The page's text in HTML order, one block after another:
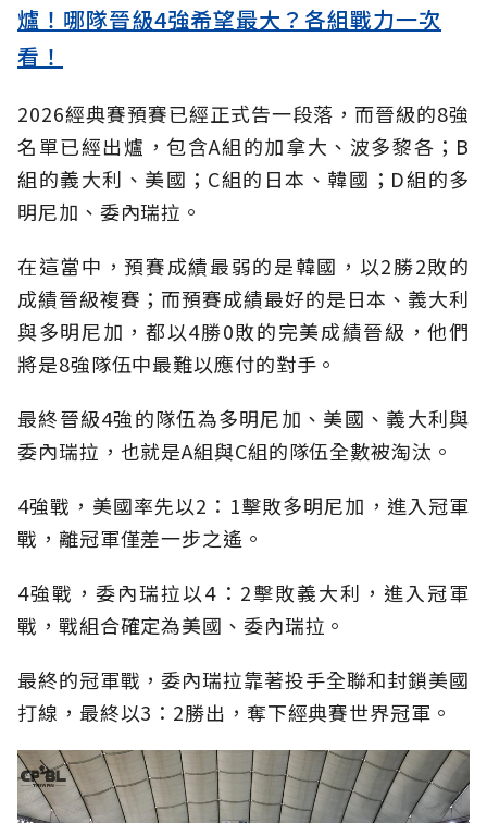
爐！哪隊晉級4強希望最大？各組戰力一次
看！
2026經典賽預賽已經正式告一段落，而晉級的8強
名單已經出爐，包含A組的加拿大、波多黎各；B
組的義大利、美國；C組的日本、韓國；D組的多
明尼加、委內瑞拉。
在這當中，預賽成績最弱的是韓國，以2勝2敗的
成績晉級複賽；而預賽成績最好的是日本、義大利
與多明尼加，都以4勝0敗的完美成績晉級，他們
將是8強隊伍中最難以應付的對手。
最終晉級4強的隊伍為多明尼加、美國、義大利與
委內瑞拉，也就是A組與C組的隊伍全數被淘汰。
4強戰，美國率先以2：1擊敗多明尼加，進入冠軍
戰，離冠軍僅差一步之遙。
4強戰，委內瑞拉以4：2擊敗義大利，進入冠軍
戰，戰組合確定為美國、委內瑞拉。
最終的冠軍戰，委內瑞拉靠著投手全聯和封鎖美國
打線，最終以3：2勝出，奪下經典賽世界冠軍。